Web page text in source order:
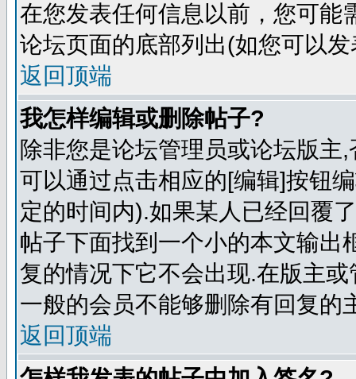
在您发表任何信息以前，您可能
论坛页面的底部列出(如您可以
返回顶端
我怎样编辑或删除帖子?
除非您是论坛管理员或论坛版
可以通过点击相应的[编辑]按钮
定的时间内).如果某人已经回覆
帖子下面找到一个小的本文输出
复的情况下它不会出现.在版主
一般的会员不能够删除有回复的
返回顶端